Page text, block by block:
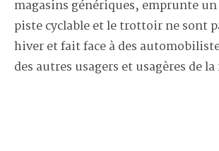
magasins génériques, emprunte
piste cyclable et le trottoir ne sont
hiver et fait face à des
des autres usagers et usagères de